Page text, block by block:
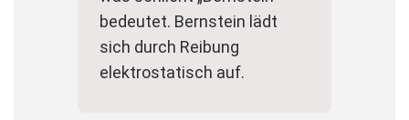
bedeutet. Bernstein lädt
sich durch Reibung
elektrostatisch auf.